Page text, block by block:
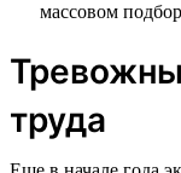
труда